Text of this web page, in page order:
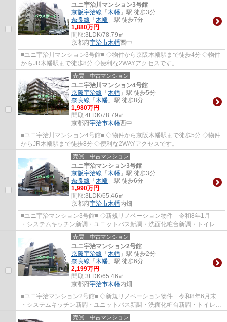
ユニ宇治川マンション3号館
京阪宇治線 「木幡 」駅 徒歩3分
奈良線 「木幡 」駅 徒歩7分
1,880万円
間取:3LDK/78.79㎡
京都府宇治市木幡西中
■ユニ宇治川マンション3号館■ ◇物件から京阪木幡駅まで徒歩4分 ◇物件
からJR木幡駅まで徒歩8分 ◇便利な2WAYアクセスです。
売買｜中古マンション
ユニ宇治川マンション4号館
京阪宇治線 「木幡 」駅 徒歩5分
奈良線 「木幡 」駅 徒歩8分
1,980万円
間取:4LDK/78.79㎡
京都府宇治市木幡西中
■ユニ宇治川マンション4号館■ ◇物件から京阪木幡駅まで徒歩5分 ◇物件
からJR木幡駅まで徒歩8分 ◇便利な2WAYアクセスです。
売買｜中古マンション
ユニ宇治マンション3号館
京阪宇治線 「木幡 」駅 徒歩3分
奈良線 「木幡 」駅 徒歩6分
1,990万円
間取:3LDK/65.46㎡
京都府宇治市木幡内畑
■ユニ宇治マンション3号館■ ◇新規リノベーション物件 令和8年1月
・システムキッチン新調・ユニットバス新調・洗面化粧台新調・トイレ新
調 ・全室クロス張替・全室フローリング張...
売買｜中古マンション
ユニ宇治マンション2号館
京阪宇治線 「木幡 」駅 徒歩2分
奈良線 「木幡 」駅 徒歩6分
2,199万円
間取:3LDK/65.46㎡
京都府宇治市木幡内畑
■ユニ宇治マンション2号館■ ◇新規リノベーション物件 令和8年6月末
・システムキッチン新調・ユニットバス新調・洗面化粧台新調・トイレ新
調 ・全室クロス張替・全室フローリング張...
売買｜中古マンション